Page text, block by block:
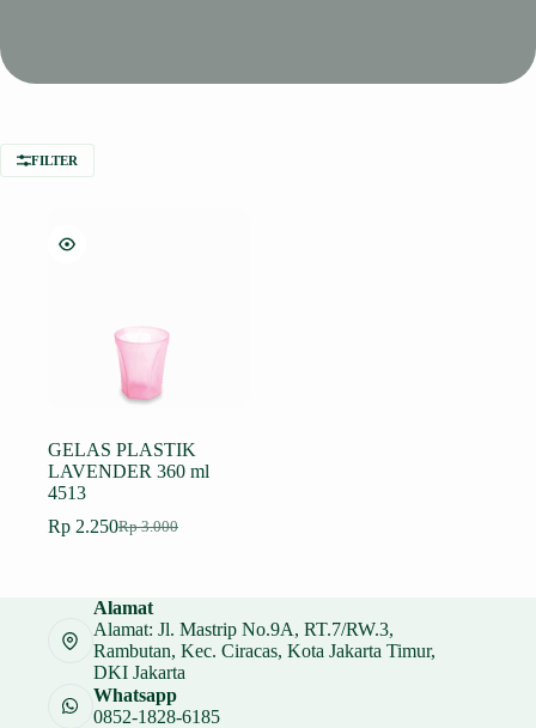
FILTER
GELAS PLASTIK
LAVENDER 360 ml
4513
Rp3.000
Harga
Rp 3.000.
Rp 2.250Harga
adalah:
Rp 2.250.
Alamat
Alamat: Jl. Mastrip No.9A, RT.7/RW.3,
Rambutan, Kec. Ciracas, Kota Jakarta Timur,
DKI Jakarta
Whatsapp
0852-1828-6185